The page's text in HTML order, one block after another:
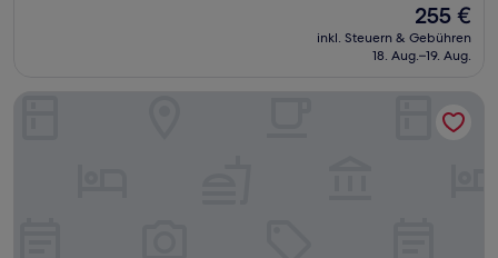
Der
Preis
beträgt
255 €
inkl. Steuern & Gebühren
18. Aug.–19. Aug.